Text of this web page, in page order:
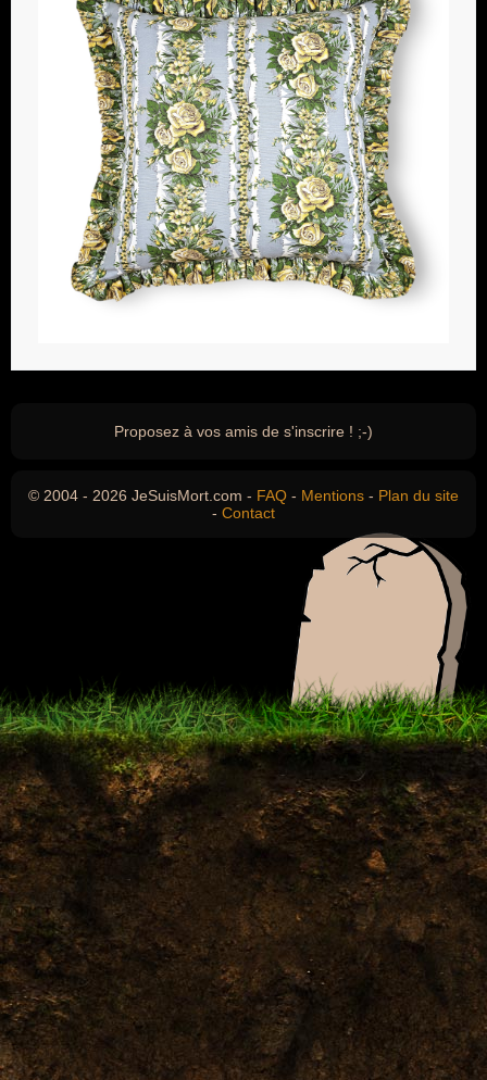
Proposez à vos amis de s'inscrire ! ;-)
© 2004 - 2026 JeSuisMort.com - FAQ - Mentions - Plan du site
- Contact